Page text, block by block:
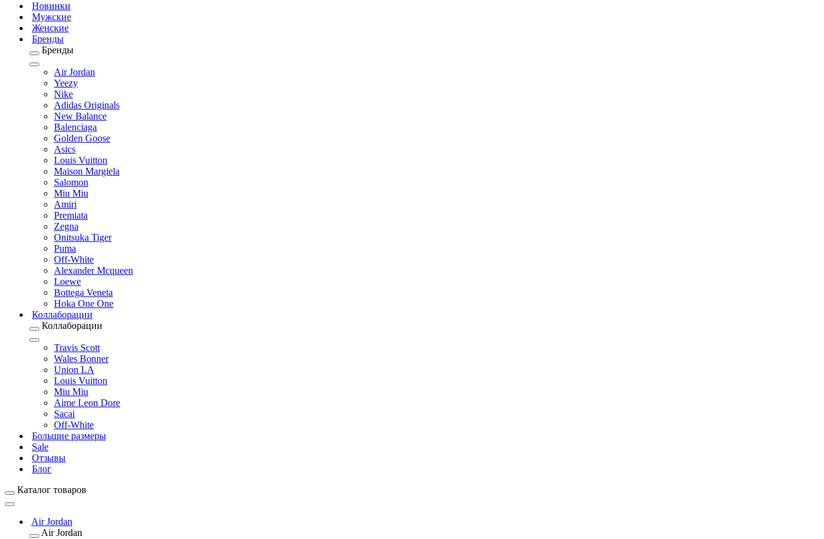
Новинки
Мужские
Женские
Бренды
Бренды
Air Jordan
Yeezy
Nike
Adidas Originals
New Balance
Balenciaga
Golden Goose
Asics
Louis Vuitton
Maison Margiela
Salomon
Miu Miu
Amiri
Premiata
Zegna
Onitsuka Tiger
Puma
Off-White
Alexander Mcqueen
Loewe
Bottega Veneta
Hoka One One
Коллаборации
Коллаборации
Travis Scott
Wales Bonner
Union LA
Louis Vuitton
Miu Miu
Aime Leon Dore
Sacai
Off-White
Большие размеры
Sale
Отзывы
Блог
Каталог товаров
Air Jordan
Air Jordan